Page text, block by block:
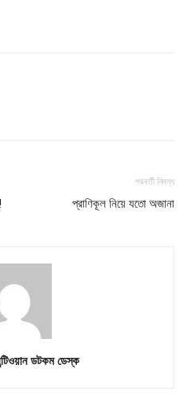
পরবর্তী নিবন্ধ
প্রাণিকূল নিয়ে যতো অজানা
ডটকম ডেস্ক